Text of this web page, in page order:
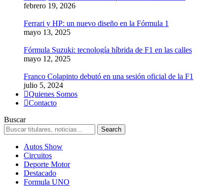
febrero 19, 2026
Ferrari y HP: un nuevo diseño en la Fórmula 1
mayo 13, 2025
Fórmula Suzuki: tecnología híbrida de F1 en las calles
mayo 12, 2025
Franco Colapinto debutó en una sesión oficial de la F1
julio 5, 2024
Quienes Somos
Contacto
Buscar
Autos Show
Circuitos
Deporte Motor
Destacado
Formula UNO